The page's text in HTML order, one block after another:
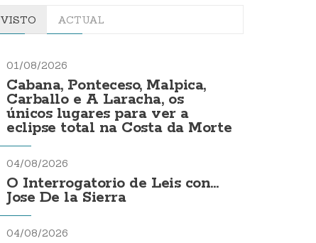
VISTO ACTUAL
01/08/2026
Cabana, Ponteceso, Malpica,
Carballo e A Laracha, os
únicos lugares para ver a
eclipse total na Costa da Morte
04/08/2026
O Interrogatorio de Leis con...
Jose De la Sierra
04/08/2026